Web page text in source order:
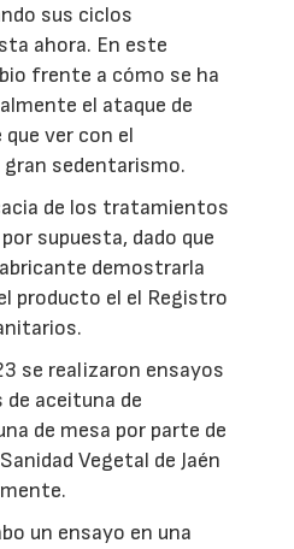
sus ciclos
ahora. En este
frente a cómo se ha
el ataque de
ver con el
sedentarismo.
de los tratamientos
supuesta, dado que
demostrarla
producto el el Registro
se realizaron ensayos
de aceituna de
de mesa por parte de
Vegetal de Jaén
un ensayo en una